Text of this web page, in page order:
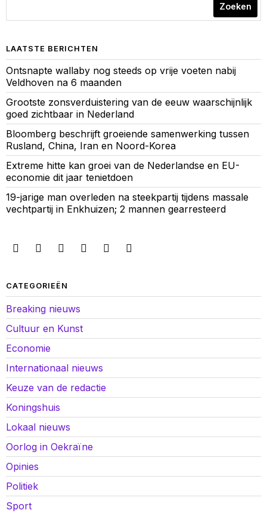
Zoeken
LAATSTE BERICHTEN
Ontsnapte wallaby nog steeds op vrije voeten nabij
Veldhoven na 6 maanden
Grootste zonsverduistering van de eeuw waarschijnlijk
goed zichtbaar in Nederland
Bloomberg beschrijft groeiende samenwerking tussen
Rusland, China, Iran en Noord-Korea
Extreme hitte kan groei van de Nederlandse en EU-
economie dit jaar tenietdoen
19-jarige man overleden na steekpartij tijdens massale
vechtpartij in Enkhuizen; 2 mannen gearresteerd
CATEGORIEËN
Breaking nieuws
Cultuur en Kunst
Economie
Internationaal nieuws
Keuze van de redactie
Koningshuis
Lokaal nieuws
Oorlog in Oekraïne
Opinies
Politiek
Sport